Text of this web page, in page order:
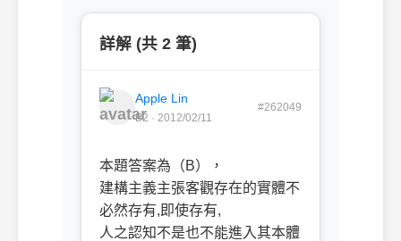
詳解 (共 2 筆)
Apple Lin
B2 · 2012/02/11
#262049
本題答案為（B），
建構主義主張客觀存在的實體不
必然存有,即使存有,
人之認知不是也不能進入其本體